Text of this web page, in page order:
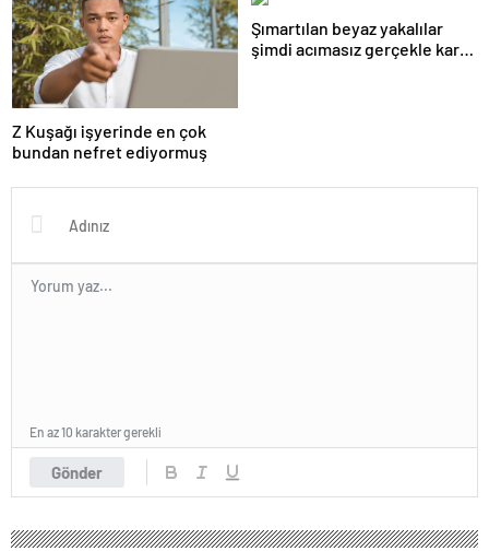
Z Kuşağı işyerinde en çok
bundan nefret ediyormuş
Şımartılan beyaz yakalılar
şimdi acımasız gerçekle karşı
Gönder
En az 10 karakter gerekli